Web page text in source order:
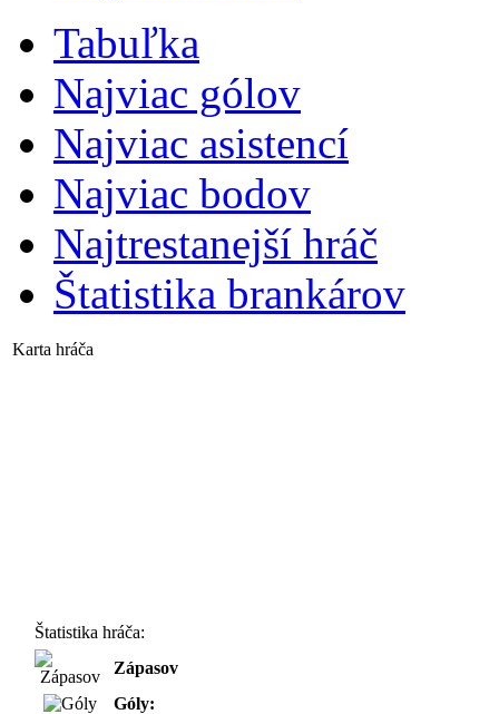
Tabuľka
Najviac gólov
Najviac asistencí­
Najviac bodov
Najtrestanejší hráč
Štatistika brankárov
Karta hráča
Štatistika hráča:
Zápasov
Góly: